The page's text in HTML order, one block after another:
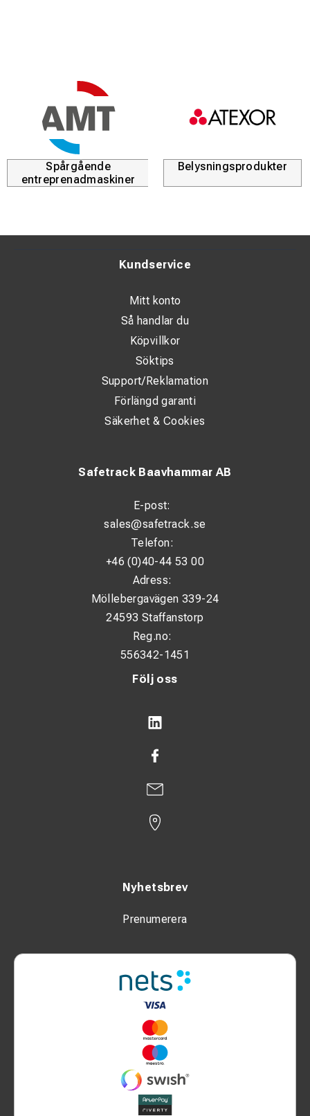
Spårgående
entreprenadmaskiner
Belysningsprodukter
Följ oss
Nyhetsbrev
Prenumerera
Safetrack Baavhammar AB
E-post:
sales@safetrack.se
Telefon:
+46 (0)40-44 53 00
Adress:
Möllebergavägen 339-24
24593 Staffanstorp
Reg.no:
556342-1451
Kundservice
Mitt konto
Så handlar du
Köpvillkor
Söktips
Support/Reklamation
Förlängd garanti
Säkerhet & Cookies